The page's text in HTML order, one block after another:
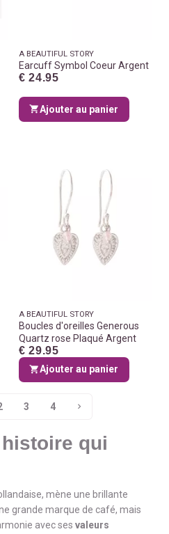
A BEAUTIFUL STORY
Earcuff Symbol Coeur Argent
€ 24.95
Ajouter au panier
A BEAUTIFUL STORY
Boucles d'oreilles Generous
Quartz rose Plaqué Argent
€ 29.95
Ajouter au panier
3 4
qui
mène une brillante
grande marque de café, mais
avec ses valeurs